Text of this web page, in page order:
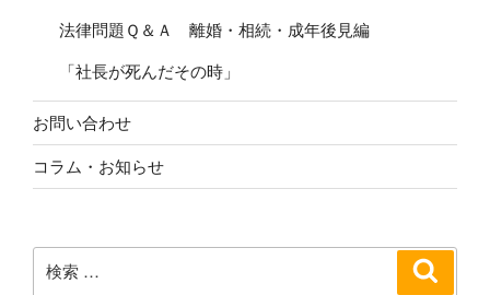
法律問題Ｑ＆Ａ 離婚・相続・成年後見編
「社長が死んだその時」
お問い合わせ
コラム・お知らせ
索: